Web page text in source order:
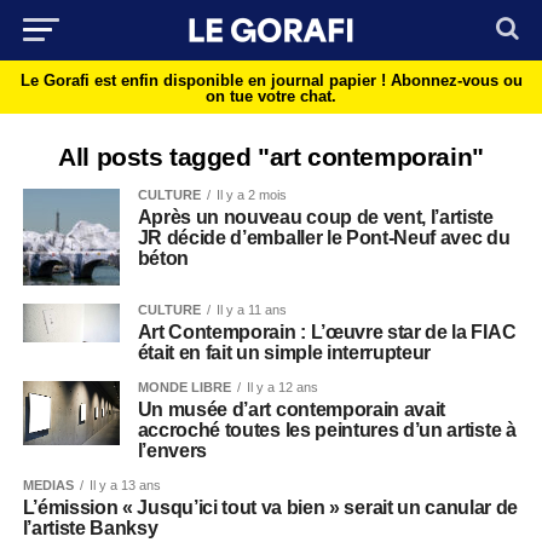
Le Gorafi est enfin disponible en journal papier ! Abonnez-vous ou
on tue votre chat.
All posts tagged "art contemporain"
CULTURE Il y a 2 mois
Après un nouveau coup de vent, l’artiste
JR décide d’emballer le Pont-Neuf avec du
béton
CULTURE Il y a 11 ans
Art Contemporain : L’œuvre star de la FIAC
était en fait un simple interrupteur
MONDE LIBRE Il y a 12 ans
Un musée d’art contemporain avait
accroché toutes les peintures d’un artiste à
l’envers
MEDIAS Il y a 13 ans
L’émission « Jusqu’ici tout va bien » serait un canular de
l’artiste Banksy